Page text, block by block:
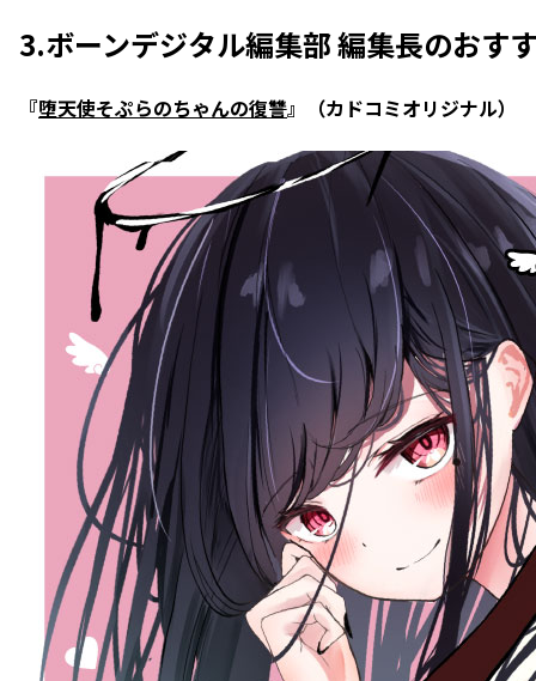
3.ボーンデジタル編集部 編集長のおす
『堕天使そぷらのちゃんの復讐』（カドコミオリジナル）